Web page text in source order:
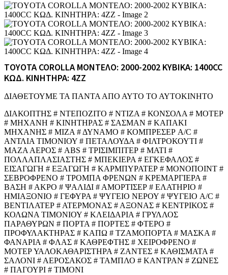
TOYOTA COROLLA ΜΟΝΤΕΛΟ: 2000-2002 ΚΥΒΙΚΑ: 1400CC
ΚΩΔ. ΚΙΝΗΤΗΡΑ: 4ZZ
ΔΙΑΘΕΤΟΥΜΕ ΤΑ ΠΑΝΤΑ ΑΠΟ ΑΥΤΟ ΤΟ ΑΥΤΟΚΙΝΗΤΟ
ΔΙΑΚΟΠΤΗΣ # ΝΤΕΠΟΖΙΤΟ # ΝΤΙΖΑ # ΚΟΝΣΟΛΑ # ΜΟΤΕΡ
# ΜΗΧΑΝΗ # ΚΙΝΗΤΗΡΑΣ # ΣΑΣΜΑΝ # ΚΑΠΑΚΙ
ΜΗΧΑΝΗΣ # ΜΙΖΑ # ΔΥΝΑΜΟ # ΚΟΜΠΡΕΣΕΡ A/C #
ΑΝΤΛΙΑ ΤΙΜΟΝΙΟΥ # ΠΕΤΑΛΟΥΔΑ # ΦΙΛΤΡΟΚΟΥΤΙ #
ΜΑΖΑ ΑΕΡΟΣ # ABS # ΤΡΙΣΙΜΠΙΤΕΡ # ΜΑΤΙ #
ΠΟΛΛΑΠΛΑΣΙΑΣΤΗΣ # ΜΠΕΚΙΕΡΑ # ΕΓΚΕΦΑΛΟΣ #
ΕΙΣΑΓΩΓΗ # ΕΞΑΓΩΓΗ # ΚΑΡΜΠΥΡΑΤΕΡ # ΜΟΝΟΠΟΙΝΤ #
ΣΕΒΡΟΦΡΕΝΟ # ΤΡΟΜΠΑ ΦΡΕΝΩΝ # ΚΡΕΜΑΡΓΙΕΡΑ #
ΒΑΣΗ # ΑΚΡΟ # ΨΑΛΙΔΙ # ΑΜΟΡΤΙΣΕΡ # ΕΛΑΤΗΡΙΟ #
ΗΜΙΑΞΟΝΙΟ # ΓΕΦΥΡΑ # ΨΥΓΕΙΟ ΝΕΡΟΥ # ΨΥΓΕΙΟ A/C #
ΒΕΝΤΙΛΑΤΕΡ # ΑΤΕΡΜΟΝΑΣ # ΑΞΟΝΑΣ # ΚΕΝΤΡΙΚΟΣ #
ΚΟΛΩΝΑ ΤΙΜΟΝΙΟΥ # ΚΛΕΙΔΑΡΙΑ # ΓΡΥΛΛΟΣ
ΠΑΡΑΘΥΡΩΝ # ΠΟΡΤΑ # ΠΟΡΤΕΣ # ΦΤΕΡΟ #
ΠΡΟΦΥΛΑΚΤΗΡΑΣ # ΚΑΠΩ # ΤΖΑΜΟΠΟΡΤΑ # ΜΑΣΚΑ #
ΦΑΝΑΡΙΑ # ΦΛΑΣ # ΚΑΘΡΕΦΤΗΣ # ΧΕΙΡΟΦΡΕΝΟ #
ΜΟΤΕΡ ΥΑΛΟΚΑΘΑΡΙΣΤΗΡΑ # ΖΑΝΤΕΣ # ΚΑΘΙΣΜΑΤΑ #
ΣΑΛΟΝΙ # ΑΕΡΟΣΑΚΟΣ # ΤΑΜΠΛΟ # ΚΑΝΤΡΑΝ # ΖΩΝΕΣ
# ΠΑΓΟΥΡΙ # ΤΙΜΟΝΙ